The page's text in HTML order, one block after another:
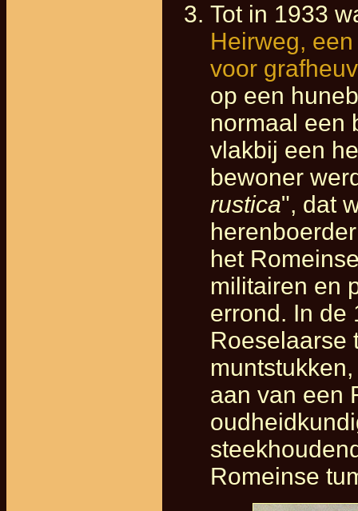
Tot in 1933
Heirweg,
voor
op een
normaal een
vlakbij een
bewoner
rustica", dat
het
militairen en
errond. In de
Roeselaarse
aan van een
Romeinse